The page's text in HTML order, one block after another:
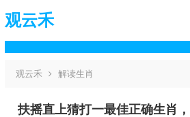
观云禾
观云禾 解读生肖
扶摇直上猜打一最佳正确生肖